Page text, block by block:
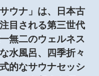
ウナ」は、日本古
目される第三世代
無二のウェルネス
水風呂、四季折々
的なサウナセッシ